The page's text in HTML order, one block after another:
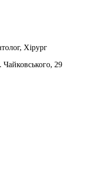
Хірург
Чайковського, 29